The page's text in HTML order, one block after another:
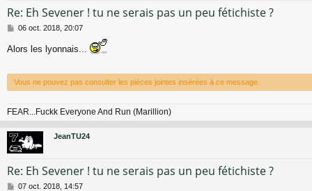
Re: Eh Sevener ! tu ne serais pas un peu fétichiste ?
M
s
g
e
06 oct. 2018, 20:07
Alors les lyonnais...
Vous ne pouvez pas consulter les pièces jointes insérées à ce message.
FEAR...Fuckk Everyone And Run (Marillion)
JeanTU24
Re: Eh Sevener ! tu ne serais pas un peu fétichiste ?
M
07 oct. 2018, 14:57